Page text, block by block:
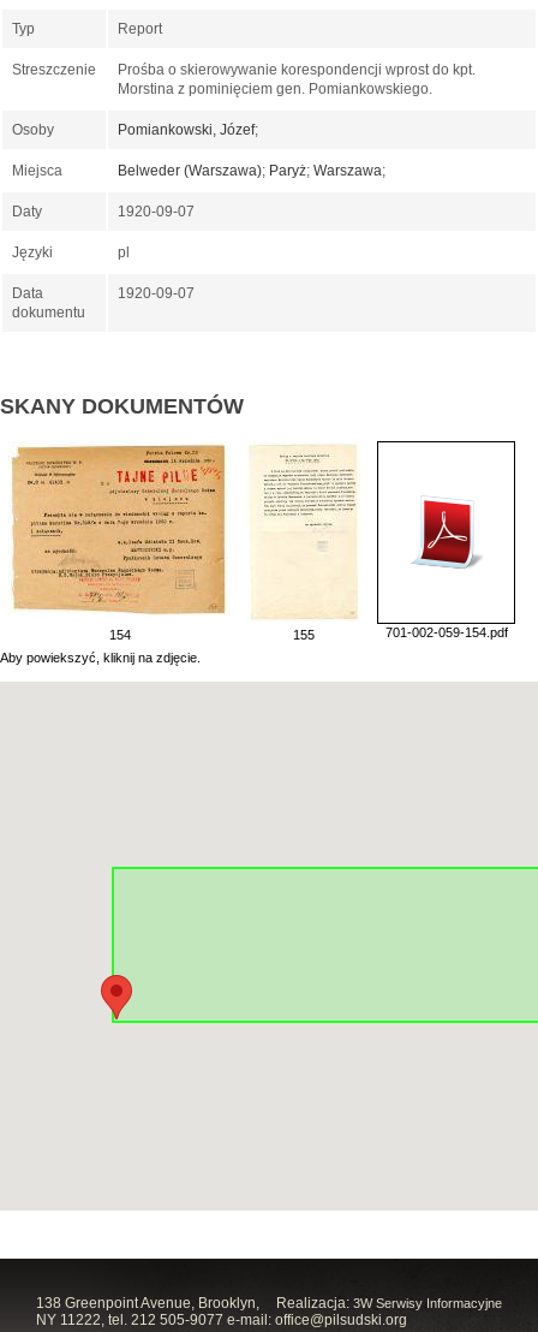
Typ Report
Streszczenie
Prośba o skierowywanie korespondencji wprost do kpt.
Morstina z pominięciem gen. Pomiankowskiego.
Osoby Pomiankowski, Józef;
Miejsca Belweder (Warszawa); Paryż; Warszawa;
Daty 1920-09-07
Języki pl
Data
dokumentu
1920-09-07
SKANY DOKUMENTÓW
154 155
701-002-059-154.pdf
Aby powiekszyć, kliknij na zdjęcie.
Realizacja: 3W Serwisy Informacyjne
138 Greenpoint Avenue, Brooklyn,
NY 11222, tel. 212 505-9077 e-mail: office@pilsudski.org